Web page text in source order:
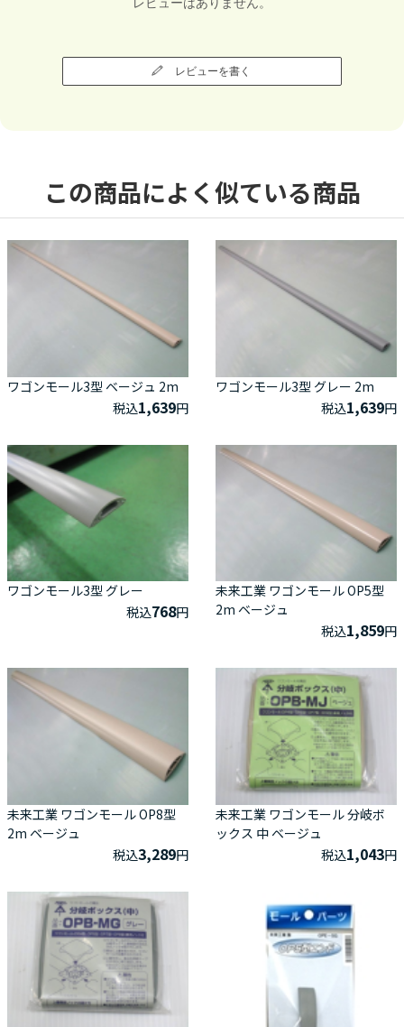
レビューを書く
この商品によく似ている商品
ワゴンモール3型 ベージュ 2m
税込1,639円
ワゴンモール3型 グレー 2m
税込1,639円
ワゴンモール3型 グレー
税込768円
未来工業 ワゴンモール OP5型
2m ベージュ
税込1,859円
未来工業 ワゴンモール OP8型
2m ベージュ
税込3,289円
未来工業 ワゴンモール 分岐ボ
ックス 中 ベージュ
税込1,043円